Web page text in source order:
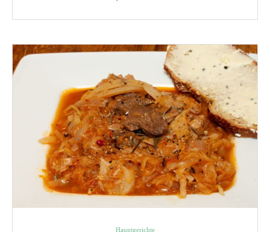
Hauptgerichte